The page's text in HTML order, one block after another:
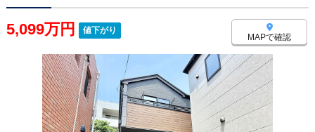
5,099万円 値下がり
MAPで確認